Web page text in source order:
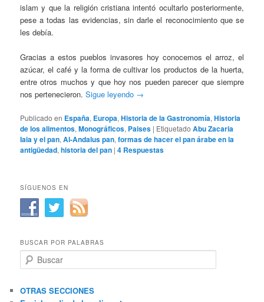
islam y que la religión cristiana intentó ocultarlo posteriormente,
pese a todas las evidencias, sin darle el reconocimiento que se
les debía.
Gracias a estos pueblos invasores hoy conocemos el arroz, el
azúcar, el café y la forma de cultivar los productos de la huerta,
entre otros muchos y que hoy nos pueden parecer que siempre
nos pertenecieron.Sigue leyendo →
Publicado en España, Europa,Historia de la Gastronomía,Historia
de los alimentos,Monográficos, Paises | Etiquetado Abu Zacaria
Iaia y el pan,Al-Andalus pan,formas de hacer el pan árabe en la
antigüedad,historia del pan |4 Respuestas
SÍGUENOS EN
BUSCAR POR PALABRAS
u
c
OTRAS SECCIONES